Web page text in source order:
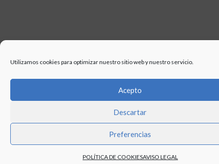
Utilizamos cookies para optimizar nuestro sitio web y nuestro servicio.
Acepto
Descartar
Preferencias
POLÍTICA DE COOKIESAVISO LEGAL